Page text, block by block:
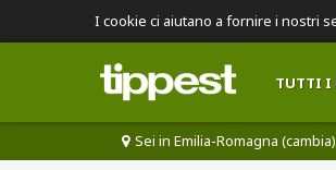
I cookie ci aiutano a fornire i nostri
TUTTI I
Sei in Emilia-Romagna (cambia)